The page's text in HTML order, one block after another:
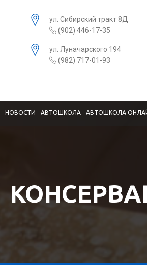
ул. Сибирский тракт 8Д
(902) 446-17-35
ул. Луначарского 194
(982) 717-01-93
НОВОСТИ АВТОШКОЛА АВТОШКОЛА